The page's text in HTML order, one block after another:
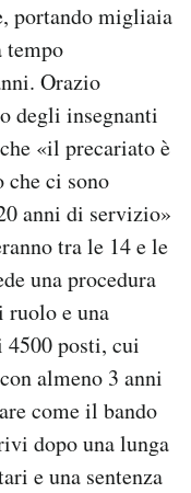
portando migliaia
tempo
Orazio
degli insegnanti
«il precariato è
che ci sono
anni di servizio»
tra le 14 e le
una procedura
ruolo e una
posti, cui
almeno 3 anni
come il bando
dopo una lunga
e una sentenza